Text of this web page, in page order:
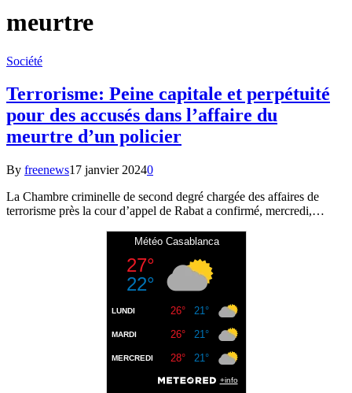
meurtre
Société
Terrorisme: Peine capitale et perpétuité
pour des accusés dans l’affaire du
meurtre d’un policier
By freenews17 janvier 20240
La Chambre criminelle de second degré chargée des affaires de
terrorisme près la cour d’appel de Rabat a confirmé, mercredi,…